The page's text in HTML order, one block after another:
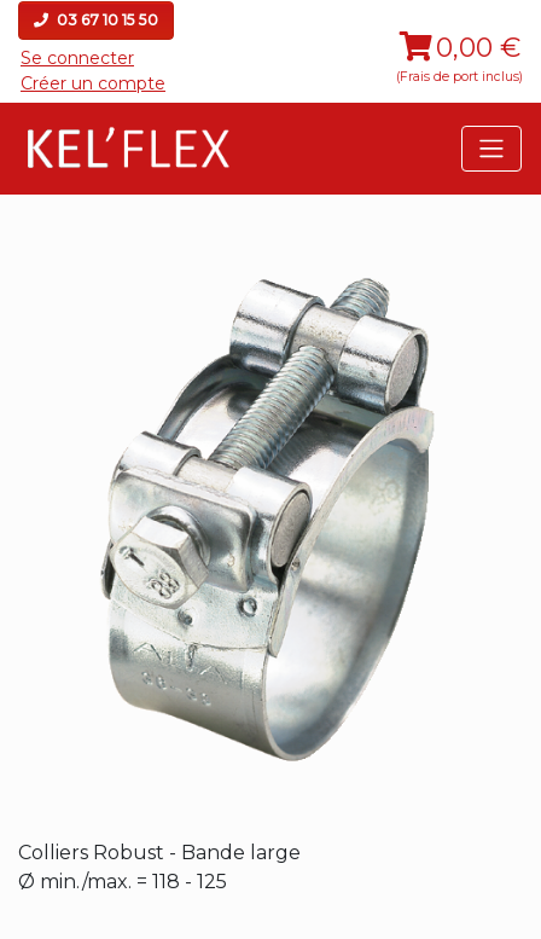
03 67 10 15 50
Se connecter
Créer un compte
0,00 €
(Frais de port inclus)
Colliers Robust - Bande large
Ø min./max. = 118 - 125